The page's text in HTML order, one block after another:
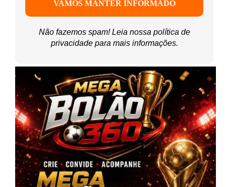
Não fazemos spam! Leia nossa política de
privacidadepara mais informações.